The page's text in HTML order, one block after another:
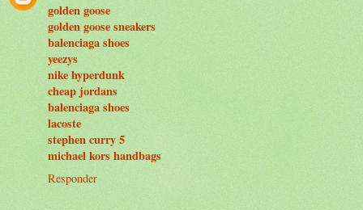
golden goose
golden goose sneakers
balenciaga shoes
yeezys
nike hyperdunk
cheap jordans
balenciaga shoes
lacoste
stephen curry 5
michael kors handbags
Responder